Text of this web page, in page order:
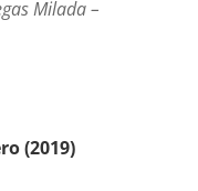
Milada –
(2019)